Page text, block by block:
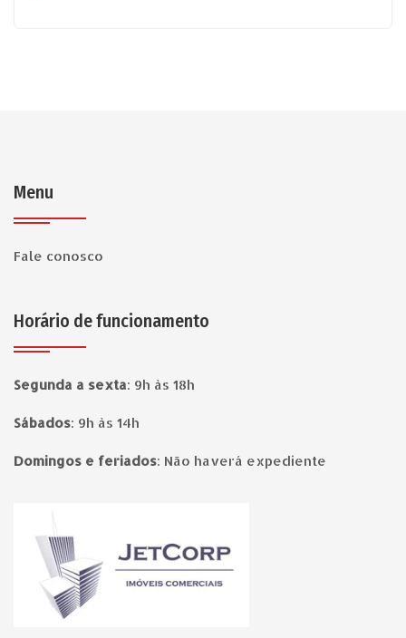
Menu
Fale conosco
Horário de funcionamento
Segunda a sexta: 9h às 18h
Sábados: 9h às 14h
Domingos e feriados: Não haverá expediente